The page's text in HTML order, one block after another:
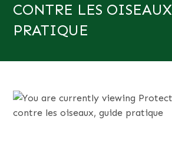
CONTRE LES
PRATIQUE